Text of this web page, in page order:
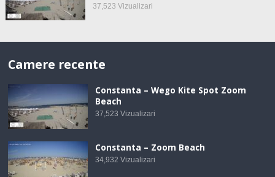
37,523 Vizualizari
Camere recente
Constanta – Wego Kite Spot Zoom
Beach
37,523 Vizualizari
Constanta – Zoom Beach
34,932 Vizualizari